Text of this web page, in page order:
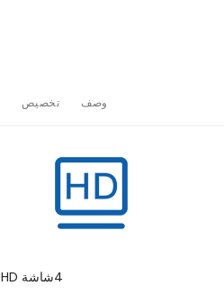
وصف تخصيص
4شاشة K UHD